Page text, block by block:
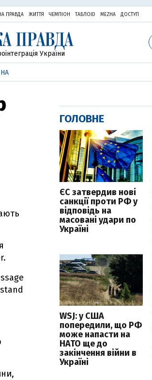
ПРАВДА ЖИТТЯ ЧЕМПІОН ТАБЛОID MEZHA ДОСТУП
України
ГОЛОВНЕ
ЄС затвердив нові
санкції проти РФ у
відповідь на
масовані удари по
Україні
WSJ: у США
попередили, що РФ
може напасти на
НАТО ще до
закінчення війни в
Україні